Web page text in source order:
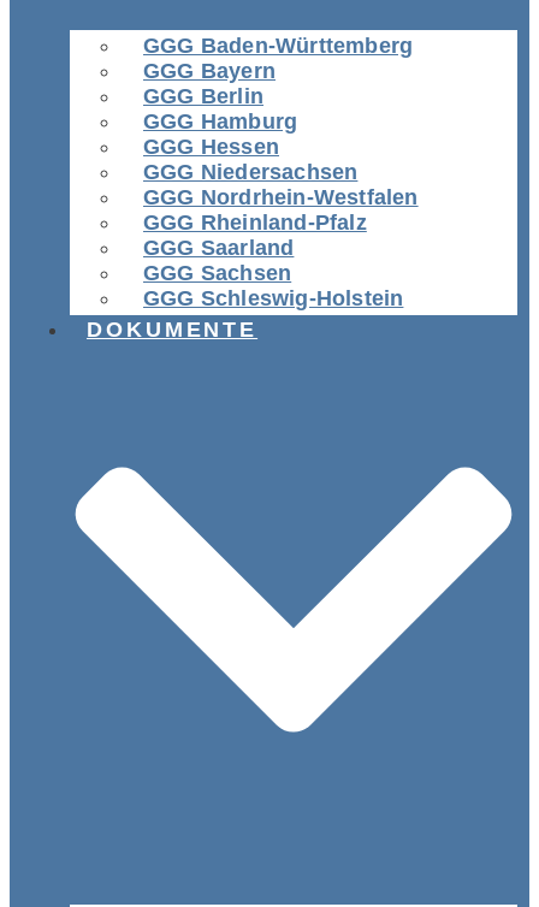
GGG Baden-Württemberg
GGG Bayern
GGG Berlin
GGG Hamburg
GGG Hessen
GGG Niedersachsen
GGG Nordrhein-Westfalen
GGG Rheinland-Pfalz
GGG Saarland
GGG Sachsen
GGG Schleswig-Holstein
DOKUMENTE